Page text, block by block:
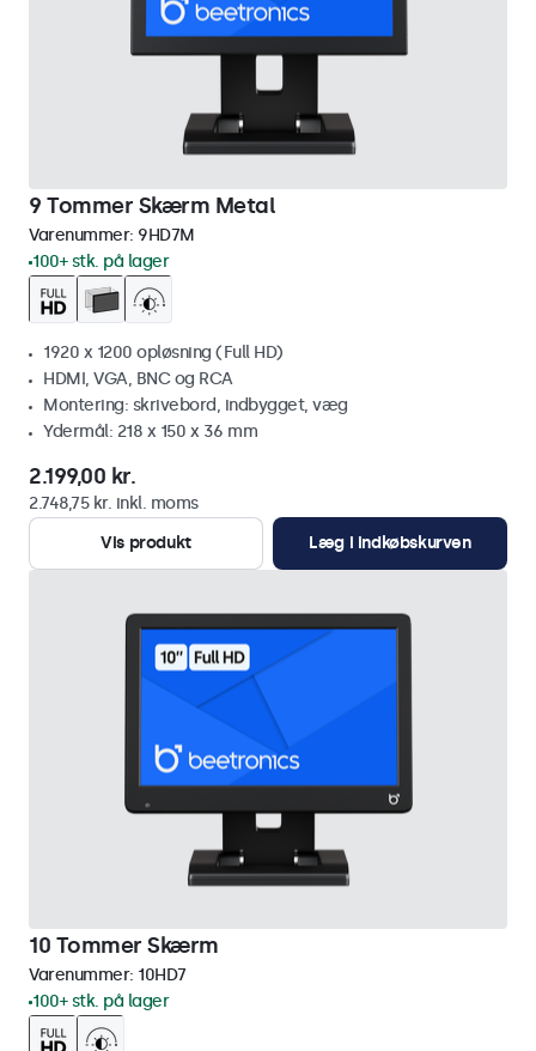
9 Tommer Skærm Metal
Varenummer: 9HD7M
100+ stk. på lager
1920 x 1200 opløsning (Full HD)
HDMI, VGA, BNC og RCA
Montering: skrivebord, indbygget, væg
Ydermål: 218 x 150 x 36 mm
2.199,00 kr.
2.748,75 kr. inkl. moms
Vis produkt
Læg i indkøbskurven
10 Tommer Skærm
Varenummer: 10HD7
100+ stk. på lager